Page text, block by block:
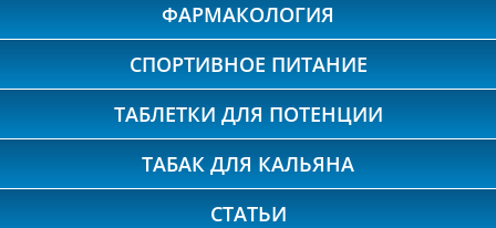
ФАРМАКОЛОГИЯ
СПОРТИВНОЕ ПИТАНИЕ
ТАБЛЕТКИ ДЛЯ ПОТЕНЦИИ
ТАБАК ДЛЯ КАЛЬЯНА
СТАТЬИ